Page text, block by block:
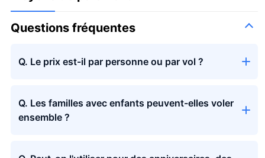
Questions fréquentes
Q. Le prix est-il par personne ou par vol ?
Q. Les familles avec enfants peuvent-elles voler
ensemble ?